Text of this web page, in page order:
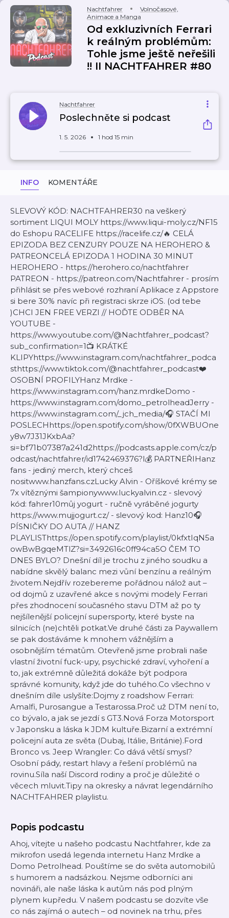
Nachtfahrer Volnočasové,
Animace a Manga
Od exkluzivních Ferrari
k reálným problémům:
Tohle jsme ještě neřešili
!! II NACHTFAHRER #80
Nachtfahrer
Poslechněte si podcast
1. 5. 2026 1 hod 15 min
INFO KOMENTÁŘE
SLEVOVÝ KÓD: NACHTFAHRER30 na veškerý
sortiment LIQUI MOLY https://www.liqui-moly.cz/NF15
do Eshopu RACELIFE https://racelife.cz/🔥 CELÁ
EPIZODA BEZ CENZURY POUZE NA HEROHERO &
PATREONCELÁ EPIZODA 1 HODINA 30 MINUT
HEROHERO - https://herohero.co/nachtfahrer
PATREON - https://patreon.com/Nachtfahrer - prosím
přihlásit se přes webové rozhraní Aplikace z Appstore
si bere 30% navíc při registraci skrze iOS. (od tebe
)CHCI JEN FREE VERZI // HOĎTE ODBĚR NA
YOUTUBE -
https://www.youtube.com/@Nachtfahrer_podcast?
sub_confirmation=1📺 KRÁTKÉ
KLIPYhttps://www.instagram.com/nachtfahrer_podca
sthttps://www.tiktok.com/@nachtfahrer_podcast❤️
OSOBNÍ PROFILYHanz Mrdke -
https://www.instagram.com/hanz.mrdkeDomo -
https://www.instagram.com/domo_petrolheadJerry -
https://www.instagram.com/_jch_media/🎧 STAČÍ MI
POSLECHhttps://open.spotify.com/show/0fXWBUOne
y8w7J31JKxbAa?
si=bf71b07387a241d2https://podcasts.apple.com/cz/p
odcast/nachtfahrer/id1742469376?l💰 PARTNEŘIHanz
fans - jediný merch, který chceš
nositwww.hanzfans.czLucky Alvin - Oříškové krémy se
7x vítěznými šampionywww.luckyalvin.cz - slevový
kód: fahrer10můj yogurt - ručně vyráběné jogurty
https://www.mujjogurt.cz/ - slevový kod: Hanz10🎧
PÍSNIČKY DO AUTA // HANZ
PLAYLISThttps://open.spotify.com/playlist/0kfxtIqN5a
owBwBgqeMTlZ?si=3492616c0ff94ca5O ČEM TO
DNES BYLO? Dnešní díl je trochu z jiného soudku a
nabídne skvělý balanc mezi vůní benzínu a reálným
životem.Nejdřív rozebereme pořádnou nálož aut –
od dojmů z uzavřené akce s novými modely Ferrari
přes zhodnocení současného stavu DTM až po ty
nejšílenější policejní supersporty, které byste na
silnicích (ne)chtěli potkat.Ve druhé části za Paywallem
se pak dostáváme k mnohem vážnějším a
osobnějším tématům. Otevřeně jsme probrali naše
vlastní životní fuck-upy, psychické zdraví, vyhoření a
to, jak extrémně důležitá dokáže být podpora
správné komunity, když jde do tuhého.Co všechno v
dnešním díle uslyšíte:Dojmy z roadshow Ferrari:
Amalfi, Purosangue a Testarossa.Proč už DTM není to,
co bývalo, a jak se jezdí s GT3.Nová Forza Motorsport
v Japonsku a láska k JDM kultuře.Bizarní a extrémní
policejní auta ze světa (Dubaj, Itálie, Británie).Ford
Bronco vs. Jeep Wrangler: Co dává větší smysl?
Osobní pády, restart hlavy a řešení problémů na
rovinu.Síla naší Discord rodiny a proč je důležité o
věcech mluvit.Tipy na okresky a návrat legendárního
NACHTFAHRER playlistu.
Popis podcastu
Ahoj, vítejte u našeho podcastu Nachtfahrer, kde za
mikrofon usedá legenda internetu Hanz Mrdke a
Domo Petrolhead. Pouštíme se do světa automobilů
s humorem a nadsázkou. Nejsme odborníci ani
novináři, ale naše láska k autům nás pod plným
plynem kupředu. V našem podcastu se dozvíte vše
co nás zajímá o autech – od novinek na trhu, přes